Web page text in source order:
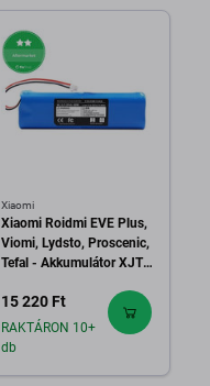
Xiaomi
Xiaomi Roidmi EVE Plus,
Viomi, Lydsto, Proscenic,
Tefal - Akkumulátor XJT-
5200mAh
15 220 Ft
RAKTÁRON 10+
db